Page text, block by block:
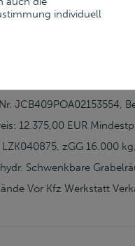
Martin
Selbsterklärung
)Typ Nr. N317*00,
BIETEN » Startpreis:
JCB409POA02153554,
12.375,00 EUR
zGG 16.000
Schwenkbare
Vor Kfz Werkstatt
individuell